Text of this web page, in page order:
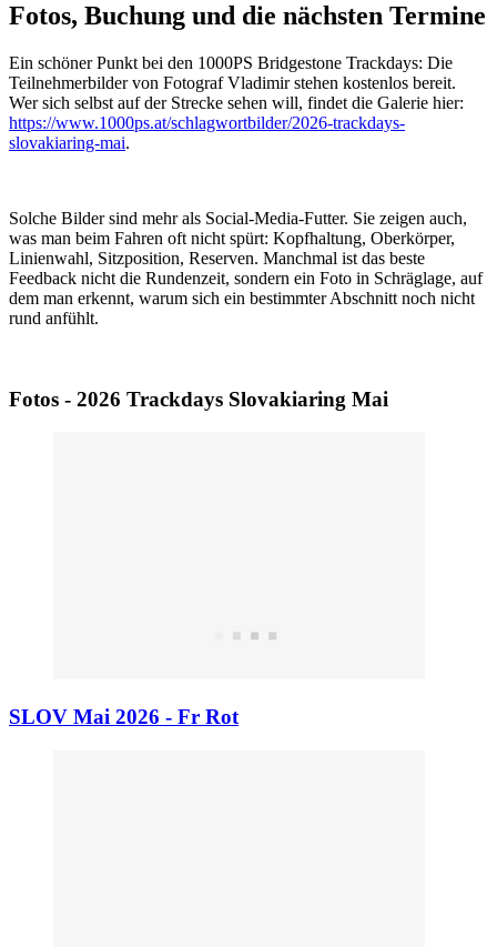
Fotos, Buchung und die nächsten Termine
Ein schöner Punkt bei den 1000PS Bridgestone Trackdays: Die
Teilnehmerbilder von Fotograf Vladimir stehen kostenlos bereit.
Wer sich selbst auf der Strecke sehen will, findet die Galerie hier:
https://www.1000ps.at/schlagwortbilder/2026-trackdays-
slovakiaring-mai.
Solche Bilder sind mehr als Social-Media-Futter. Sie zeigen auch,
was man beim Fahren oft nicht spürt: Kopfhaltung, Oberkörper,
Linienwahl, Sitzposition, Reserven. Manchmal ist das beste
Feedback nicht die Rundenzeit, sondern ein Foto in Schräglage, auf
dem man erkennt, warum sich ein bestimmter Abschnitt noch nicht
rund anfühlt.
Fotos - 2026 Trackdays Slovakiaring Mai
SLOV Mai 2026 - Fr Rot